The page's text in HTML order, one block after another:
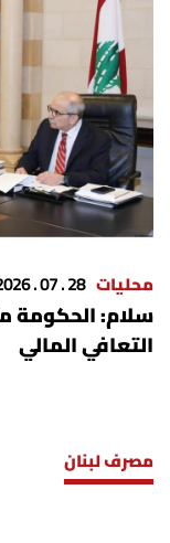
محليات 28 . 07 . 2026
سلام: الحكومة
التعافي المالي
مصرف لبنان